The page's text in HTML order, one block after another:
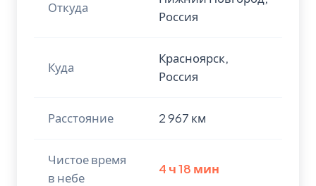
Откуда
Россия
Куда
Красноярск,
Россия
Расстояние 2 967 км
Чистое время
в небе
4 ч 18 мин